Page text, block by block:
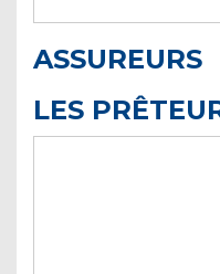
ASSUREURS
LES